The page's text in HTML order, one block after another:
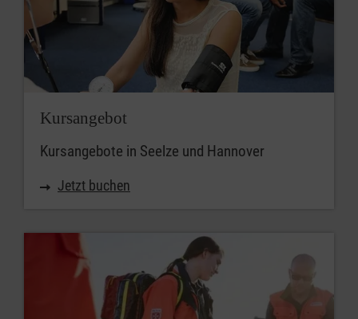
Kursangebot
Kursangebote in Seelze und Hannover
Jetzt buchen